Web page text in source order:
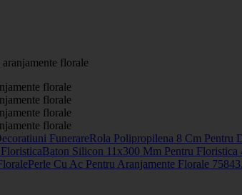
florale
Rola Polipropilena 8 Cm Pentru
Baton Silicon 11x300 Mm Pentru Floristica
Perle Cu Ac Pentru Aranjamente Florale 75843